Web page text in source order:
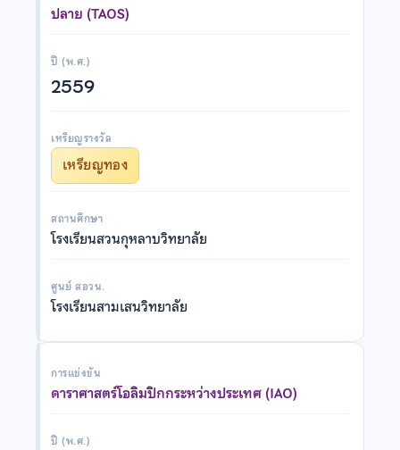
ปลาย (TAOS)
ปี (พ.ศ.)
2559
เหรียญรางวัล
เหรียญทอง
สถานศึกษา
โรงเรียนสวนกุหลาบวิทยาลัย
ศูนย์ สอวน.
โรงเรียนสามเสนวิทยาลัย
การแข่งขัน
ดาราศาสตร์โอลิมปิกกระหว่างประเทศ (IAO)
ปี (พ.ศ.)